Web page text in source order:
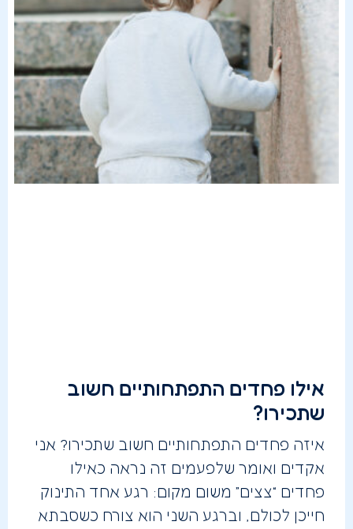
אילו פחדים התפתחותיים חשוב
שתכירו?
איזה פחדים התפתחותיים חשוב שתכירו? אני
אקדים ואומר שלפעמים זה נראה כאילו
פחדים “צצים” משום מקום: רגע אחד התינוק
חייכן לכולם, וברגע השני הוא צורח כשסבתא